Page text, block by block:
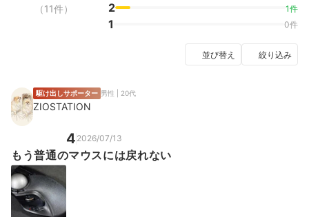
（11件） 2 1件
1 0件
並び替え 絞り込み
駆け出しサポーター 男性 | 20代
ZIOSTATION
4 2026/07/13
もう普通のマウスには戻れない